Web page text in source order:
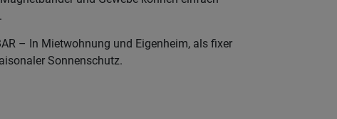
– In Mietwohnung und Eigenheim, als fixer
Sonnenschutz.